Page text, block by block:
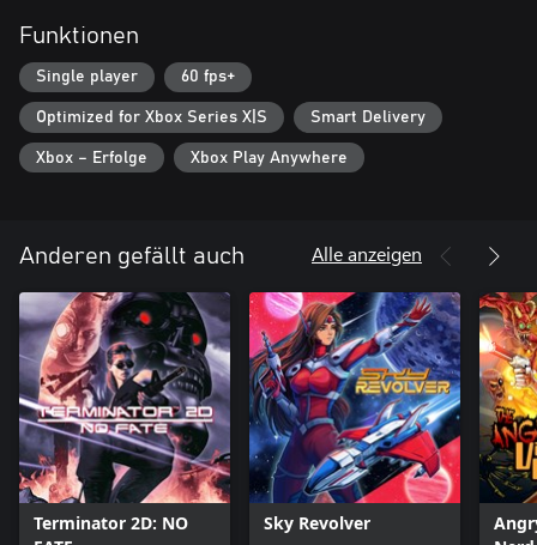
- Rasantes Run-and-Gun-Gameplay in Top-Down- und Side-
Scrolling-Perspektive
- Umfangreiches Waffenarsenal für großflächige Zerstörung und
massive Abschusszahlen
- Authentische 8-Bit-Pixelgrafik mit modernen Verbesserungen
- Zerstörbare Elemente, Bildschirmerschütterungen,
Partikeleffekte und mehrschichtige Parallax-Hintergründe
Drücke Start. Betätige den Abzug. Spüre die Fury.
Funktionen
Single player 60 fps+
Optimized for Xbox Series X|S Smart Delivery
Xbox – Erfolge Xbox Play Anywhere
Anderen gefällt auch Alle anzeigen
Terminator 2D: NO
Sky Revolver